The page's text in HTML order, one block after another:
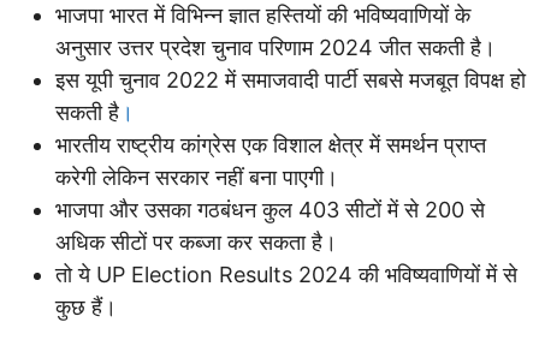
भाजपा भारत में विभिन्न ज्ञात हस्तियों की भविष्यवाणियों के
अनुसार उत्तर प्रदेश चुनाव परिणाम 2024 जीत सकती है।
इस यूपी चुनाव 2022 में समाजवादी पार्टी सबसे मजबूत विपक्ष हो
सकती है ।
भारतीय राष्ट्रीय कांग्रेस एक विशाल क्षेत्र में समर्थन प्राप्त
करेगी लेकिन सरकार नहीं बना पाएगी।
भाजपा और उसका गठबंधन कुल 403 सीटों में से 200 से
अधिक सीटों पर कब्जा कर सकता है।
तो ये UP Election Results 2024 की भविष्यवाणियों में से
कुछ हैं।